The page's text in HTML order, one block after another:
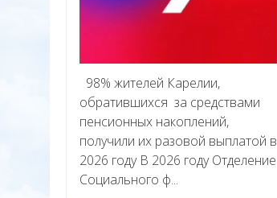
98% жителей Карелии,
обратившихся за средствами
пенсионных накоплений,
получили их разовой выплатой в
2026 году В 2026 году Отделение
Социального ф...